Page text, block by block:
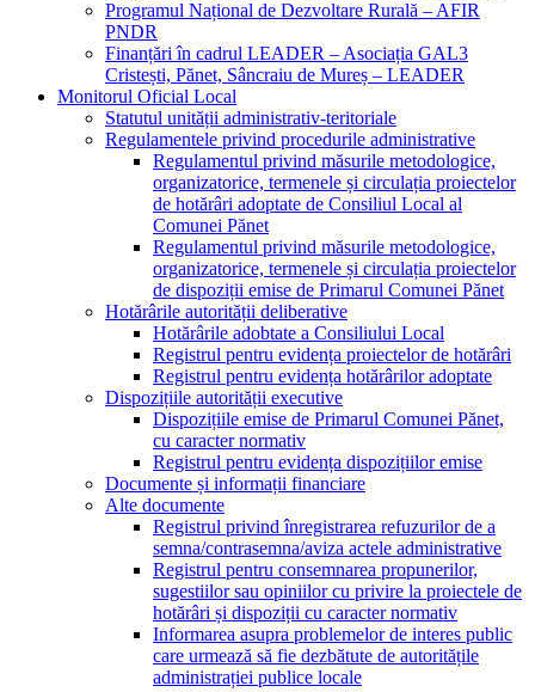
Programul Național de Dezvoltare Rurală – AFIR
PNDR
Finanțări în cadrul LEADER – Asociația GAL3
Cristești, Pănet, Sâncraiu de Mureș – LEADER
Monitorul Oficial Local
Statutul unității administrativ-teritoriale
Regulamentele privind procedurile administrative
Regulamentul privind măsurile metodologice,
organizatorice, termenele și circulația proiectelor
de hotărâri adoptate de Consiliul Local al
Comunei Pănet
Regulamentul privind măsurile metodologice,
organizatorice, termenele și circulația proiectelor
de dispoziții emise de Primarul Comunei Pănet
Hotărârile autorității deliberative
Hotărârile adobtate a Consiliului Local
Registrul pentru evidența proiectelor de hotărâri
Registrul pentru evidența hotărârilor adoptate
Dispozițiile autorității executive
Dispozițiile emise de Primarul Comunei Pănet,
cu caracter normativ
Registrul pentru evidența dispozițiilor emise
Documente și informații financiare
Alte documente
Registrul privind înregistrarea refuzurilor de a
semna/contrasemna/aviza actele administrative
Registrul pentru consemnarea propunerilor,
sugestiilor sau opiniilor cu privire la proiectele de
hotărâri și dispoziții cu caracter normativ
Informarea asupra problemelor de interes public
care urmează să fie dezbătute de autoritățile
administrației publice locale